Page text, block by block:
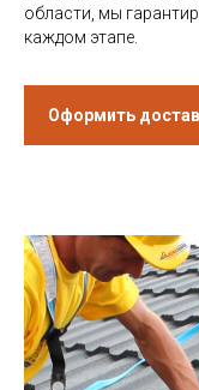
области, мы
каждом этапе.
Оформить